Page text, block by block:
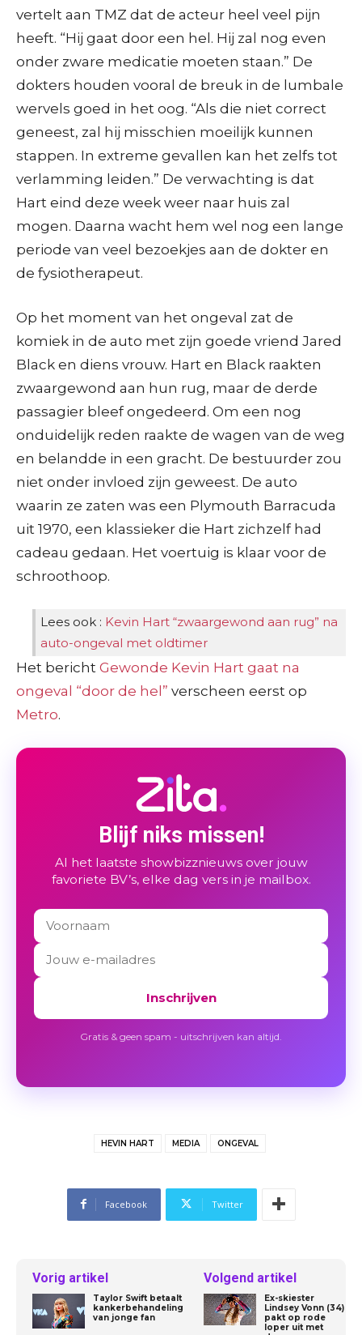
vertelt aan TMZ dat de acteur heel veel pijn
heeft. “Hij gaat door een hel. Hij zal nog even
onder zware medicatie moeten staan.” De
dokters houden vooral de breuk in de lumbale
wervels goed in het oog. “Als die niet correct
geneest, zal hij misschien moeilijk kunnen
stappen. In extreme gevallen kan het zelfs tot
verlamming leiden.” De verwachting is dat
Hart eind deze week weer naar huis zal
mogen. Daarna wacht hem wel nog een lange
periode van veel bezoekjes aan de dokter en
de fysiotherapeut.
Op het moment van het ongeval zat de
komiek in de auto met zijn goede vriend Jared
Black en diens vrouw. Hart en Black raakten
zwaargewond aan hun rug, maar de derde
passagier bleef ongedeerd. Om een nog
onduidelijk reden raakte de wagen van de weg
en belandde in een gracht. De bestuurder zou
niet onder invloed zijn geweest. De auto
waarin ze zaten was een Plymouth Barracuda
uit 1970, een klassieker die Hart zichzelf had
cadeau gedaan. Het voertuig is klaar voor de
schroothoop.
Lees ook : Kevin Hart “zwaargewond aan rug” na
auto-ongeval met oldtimer
Het bericht Gewonde Kevin Hart gaat na
ongeval “door de hel” verscheen eerst op
Metro.
Blijf niks missen!
Al het laatste showbizznieuws over jouw
favoriete BV’s, elke dag vers in je mailbox.
Inschrijven
Gratis & geen spam - uitschrijven kan altijd.
HEVIN HART MEDIA ONGEVAL
Facebook Twitter
Vorig artikel
Taylor Swift betaalt
kankerbehandeling
van jonge fan
Volgend artikel
Ex-skiester
Lindsey Vonn (34)
pakt op rode
loper uit met